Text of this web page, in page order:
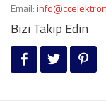
Email:
Bizi Takip Edin